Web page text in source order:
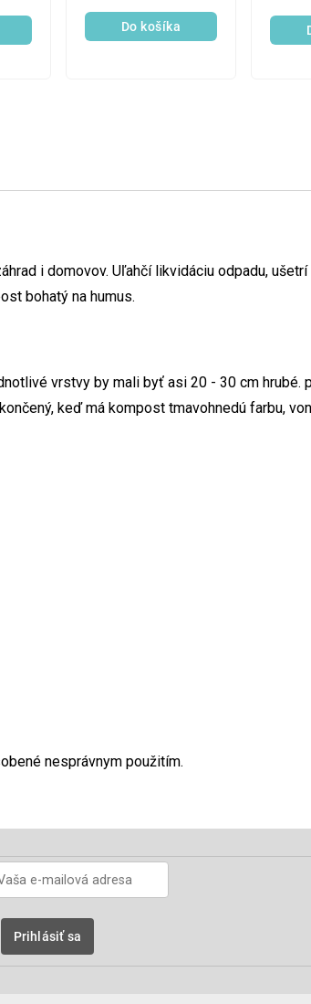
Do košíka
i domovov. Uľahčí likvidáciu odpadu,
bohatý na humus.
vrstvy by mali byť asi 20 - 30 cm hrubé.
keď má kompost tmavohnedú farbu,
nesprávnym použitím.
Prihlásiť sa